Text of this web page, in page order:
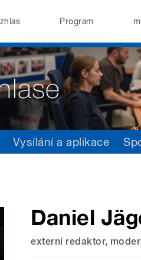
Program
Vysílání a aplikace
Daniel
externí redaktor,